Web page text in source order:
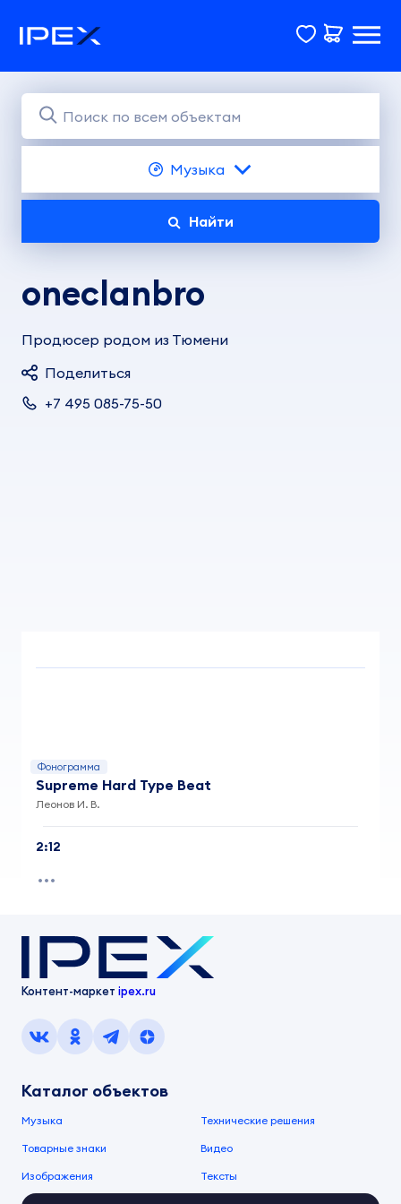
Музыка
Найти
oneclanbro
Продюсер родом из Тюмени
Поделиться
+7 495 085-75-50
Фонограмма
Supreme Hard Type Beat
Леонов И. В.
2:12
Контент-маркет ipex.ru
Каталог объектов
Музыка Технические решения
Товарные знаки Видео
Изображения Тексты